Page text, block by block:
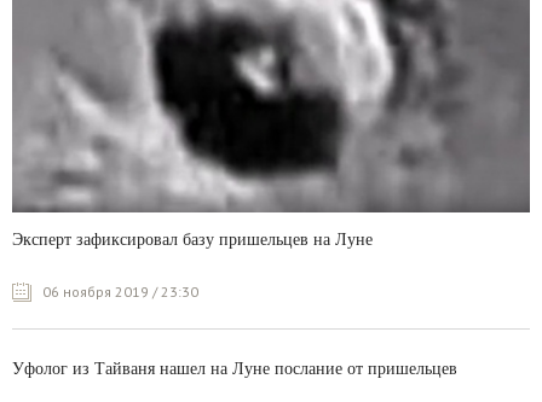
Эксперт зафиксировал базу пришельцев на Луне
06 ноября 2019 / 23:30
Уфолог из Тайваня нашел на Луне послание от пришельцев